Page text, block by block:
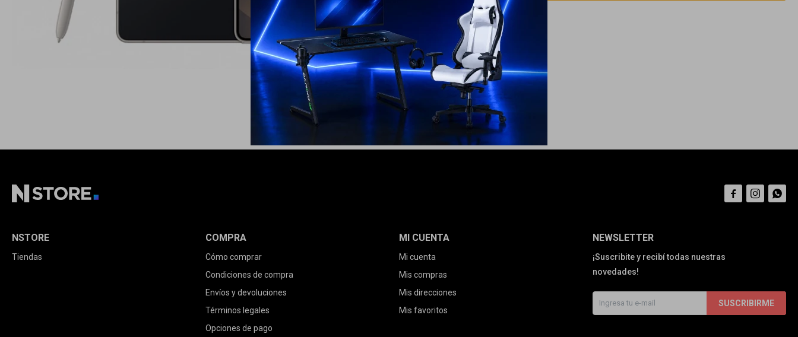
NEWSLETTER
¡Suscribite y recibí todas nuestras
novedades!
SUSCRIBIRME
NSTORE
Tiendas
COMPRA
Cómo comprar
Condiciones de compra
Envíos y devoluciones
Términos legales
Opciones de pago
MI CUENTA
Mi cuenta
Mis compras
Mis direcciones
Mis favoritos
  